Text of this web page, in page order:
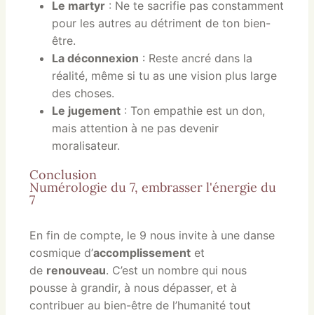
Le martyr : Ne te sacrifie pas constamment
pour les autres au détriment de ton bien-
être.
La déconnexion : Reste ancré dans la
réalité, même si tu as une vision plus large
des choses.
Le jugement : Ton empathie est un don,
mais attention à ne pas devenir
moralisateur.
Conclusion
Numérologie du 7, embrasser l'énergie du
7
En fin de compte, le 9 nous invite à une danse
cosmique d’accomplissement et
de renouveau. C’est un nombre qui nous
pousse à grandir, à nous dépasser, et à
contribuer au bien-être de l’humanité tout